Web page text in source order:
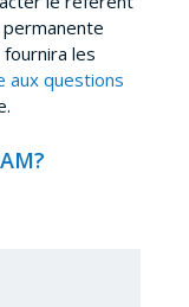
les
aux questions